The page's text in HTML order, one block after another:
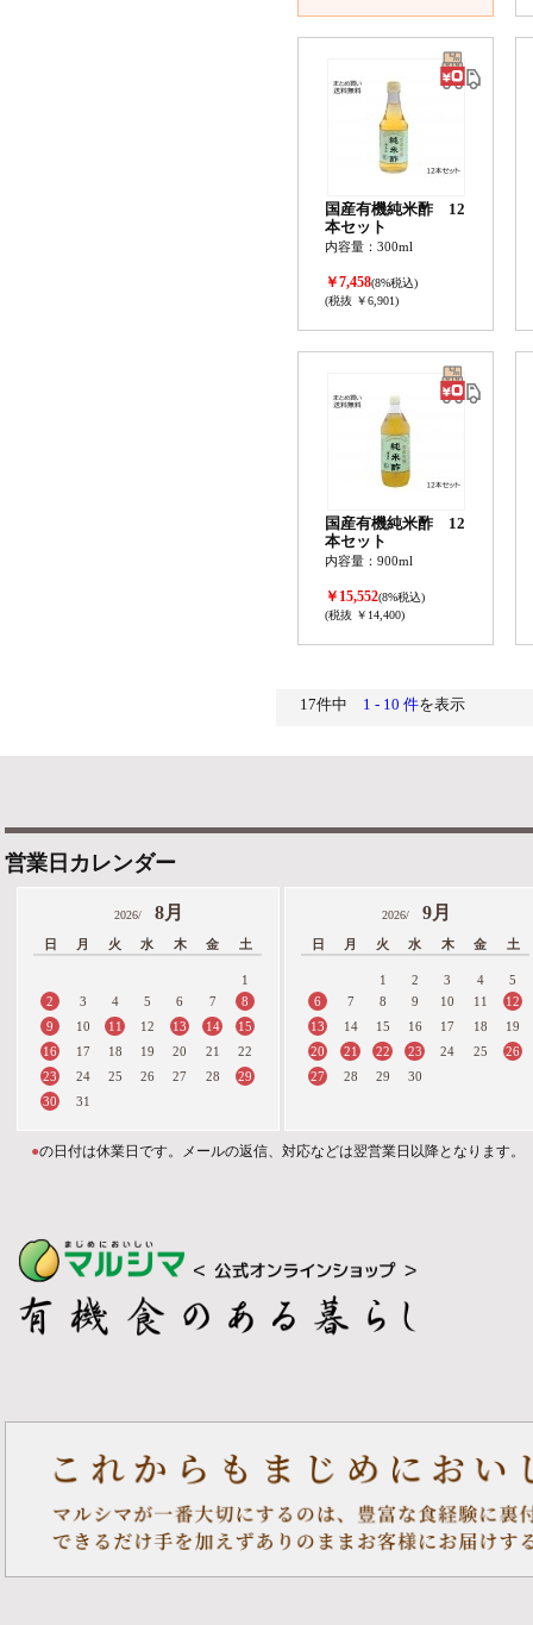
国産有機純米酢 12
本セット
内容量：300ml
￥7,458(8%税込)
(税抜 ￥6,901)
国産有機純米酢 12
本セット
内容量：900ml
￥15,552(8%税込)
(税抜 ￥14,400)
17件中 1 - 10 件を表示
営業日カレンダー
2026/ 8月
日 月 火 水 木 金 土
1
2
3 4 5 6 7
8
9
10 11 12 13 14
15
16
17 18 19 20 21
22
23
24 25 26 27 28
29
30
31
2026/ 9月
日 月 火 水 木 金 土
1 2 3 4
5
6
7 8 9 10 11
12
13
14 15 16 17 18
19
20
21 22 23 24 25
26
27
28 29 30
●の日付は休業日です。メールの返信、対応などは翌営業日以降となります。